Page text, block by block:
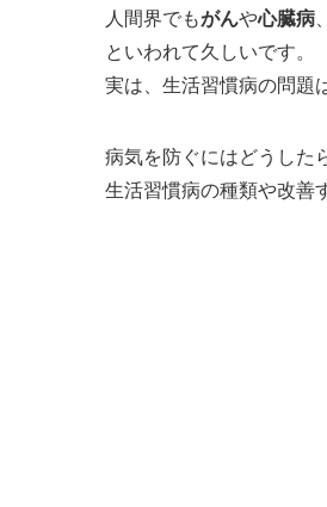
人間界でもがんや心臓病
といわれて久しいです。
実は、生活習慣病の問題
病気を防ぐにはどうした
生活習慣病の種類や改善